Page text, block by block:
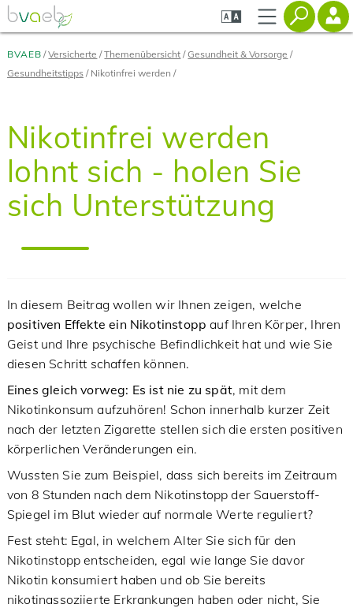
Zum
Seiteninhalt
springen
Zur
Navigation
springen
Zur
Mobilen
Navigation
BVAEB Versicherte Themenübersicht
Gesundheit & Vorsorge
Gesundheitstipps
Nikotinfrei werden
Nikotinfrei werden
lohnt sich - holen Sie
sich Unterstützung
In diesem Beitrag wollen wir Ihnen zeigen, welche
positiven Effekte ein Nikotinstopp auf Ihren Körper, Ihren
Geist und Ihre psychische Befindlichkeit hat und wie Sie
diesen Schritt schaffen können.
Eines gleich vorweg: Es ist nie zu spät, mit dem
Nikotinkonsum aufzuhören! Schon innerhalb kurzer Zeit
nach der letzten Zigarette stellen sich die ersten positiven
körperlichen Veränderungen ein.
Wussten Sie zum Beispiel, dass sich bereits im Zeitraum
von 8 Stunden nach dem Nikotinstopp der Sauerstoff-
Spiegel im Blut wieder auf normale Werte reguliert?
Fest steht: Egal, in welchem Alter Sie sich für den
Nikotinstopp entscheiden, egal wie lange Sie davor
Nikotin konsumiert haben und ob Sie bereits
nikotinassoziierte Erkrankungen haben oder nicht, Sie